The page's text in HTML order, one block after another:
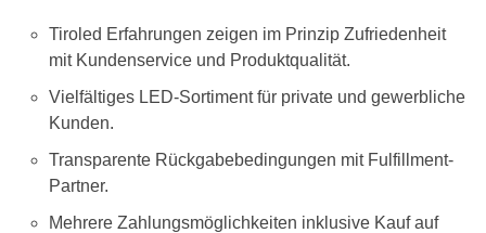
Tiroled Erfahrungen zeigen im Prinzip Zufriedenheit
mit Kundenservice und Produktqualität.
Vielfältiges LED-Sortiment für private und gewerbliche
Kunden.
Transparente Rückgabebedingungen mit Fulfillment-
Partner.
Mehrere Zahlungsmöglichkeiten inklusive Kauf auf